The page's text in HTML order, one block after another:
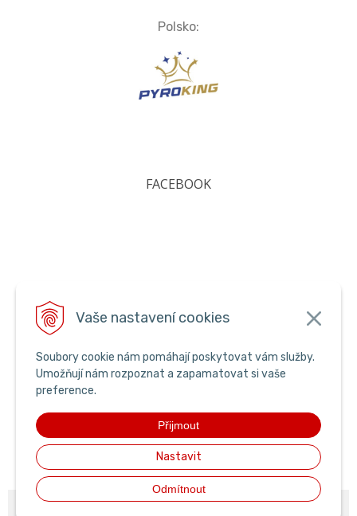
Vaše nastavení cookies
Soubory cookie nám pomáhají poskytovat vám služby.
Umožňují nám rozpoznat a zapamatovat si vaše
preference.
Přijmout
Nastavit
Odmítnout
Polsko:
FACEBOOK